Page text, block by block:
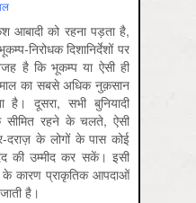
आबादी को रहना पड़ता है,
निरोधक दिशानिर्देशों पर
है कि भूकम्प या ऐसी ही
का सबसे अधिक नुक़सान
है। दूसरा, सभी बुनियादी
रहने के चलते, ऐसी
के लोगों के पास कोई
की उम्मीद कर सकें। इसी
के कारण प्राकृतिक आपदाओं
है।